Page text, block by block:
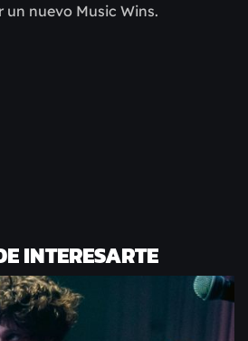
un nuevo Music Wins.
INTERESARTE